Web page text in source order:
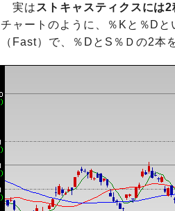
実は ストキャスティクスには
チャートのように、％Kと％D
（Fast）で、％DとS％Ｄの2本